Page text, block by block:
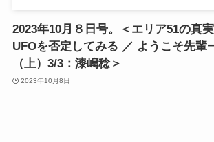
2023年10月８日号。＜エリア51の真
UFOを否定してみる ／ ようこそ先輩
（上）3/3：漆嶋稔＞
2023年10月8日